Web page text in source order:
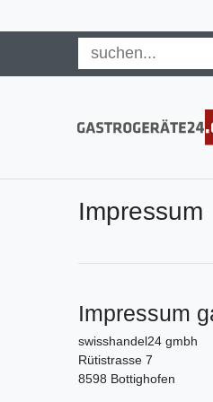
Impressum
Impressum
swisshandel24 gmbh
Rütistrasse 7
8598 Bottighofen